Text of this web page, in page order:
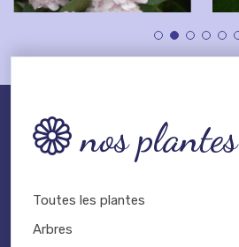
nos plantes
Toutes les plantes
Arbres